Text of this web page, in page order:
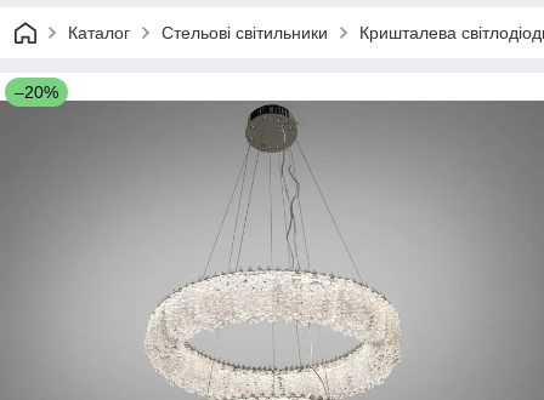
Каталог Стельові світильники Кришталева
–20%